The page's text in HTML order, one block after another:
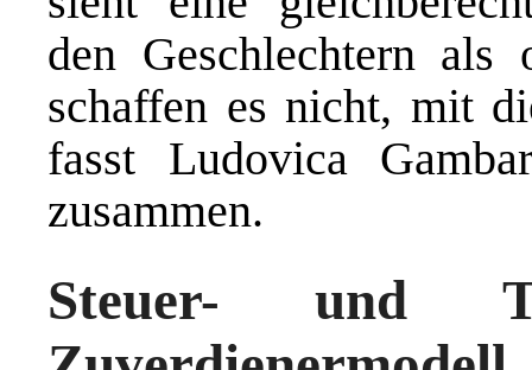
den Geschlechtern
schaffen es nicht, mit
fasst Ludovica
zusammen.
Steuer- und